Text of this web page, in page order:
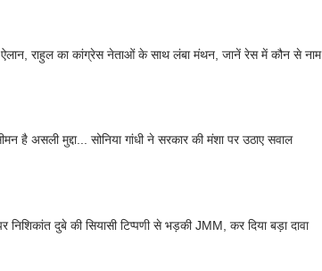
राहुल का कांग्रेस नेताओं के साथ लंबा मंथन, जानें रेस में कौन से नाम
है असली मुद्दा... सोनिया गांधी ने सरकार की मंशा पर उठाए सवाल
निशिकांत दुबे की सियासी टिप्पणी से भड़की JMM, कर दिया बड़ा दावा